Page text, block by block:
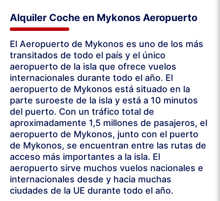
Alquiler Coche en Mykonos Aeropuerto
El Aeropuerto de Mykonos es uno de los más
transitados de todo el país y el único
aeropuerto de la isla que ofrece vuelos
internacionales durante todo el año. El
aeropuerto de Mykonos está situado en la
parte suroeste de la isla y está a 10 minutos
del puerto. Con un tráfico total de
aproximadamente 1,5 millones de pasajeros, el
aeropuerto de Mykonos, junto con el puerto
de Mykonos, se encuentran entre las rutas de
acceso más importantes a la isla. El
aeropuerto sirve muchos vuelos nacionales e
internacionales desde y hacia muchas
ciudades de la UE durante todo el año.